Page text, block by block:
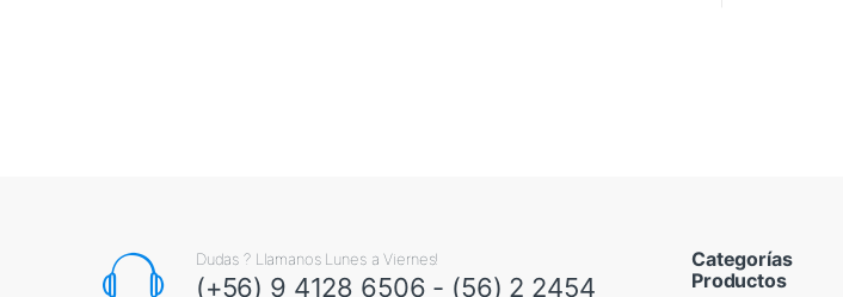
Dudas ? Llamanos Lunes a Viernes!
(+56) 9 4128 6506 - (56) 2 2454
Categorías
Productos